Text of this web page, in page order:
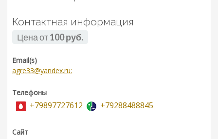
Контактная информация
Цена от100 руб.
Email(s)
agre33@yandex.ru;
Телефоны
+79897727612 +79288488845
Сайт